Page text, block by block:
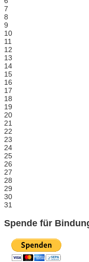
7
8
9
10
11
12
13
14
15
16
17
18
19
20
21
22
23
24
25
26
27
28
29
30
31
Spende für